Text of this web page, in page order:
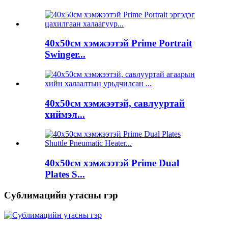
40x50см хэмжээтэй Prime Portrait
Swinger...
40x50см хэмжээтэй, савлууртай
хиймэл...
40x50см хэмжээтэй Prime Dual
Plates S...
Сублимацийн утасны гэр